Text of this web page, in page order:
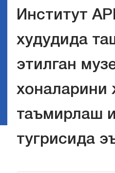
Институт
худудида
этилган
хоналарини
таъмирлаш
тугрисида